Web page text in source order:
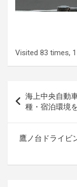
Visited 83 times,
navigation
海上中央自動
種・宿泊環境
鷹ノ台ドライビ